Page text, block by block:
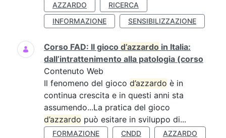
AZZARDO
RICERCA
INFORMAZIONE
SENSIBILIZZAZIONE
Corso FAD: Il gioco d’azzardo in Italia:
dall’intrattenimento alla patologia (corso
Contenuto Web
Il fenomeno del gioco d’azzardo è in
continua crescita e in questi anni sta
assumendo...La pratica del gioco
d’azzardo può esitare in sviluppo di...
FORMAZIONE CNDD
AZZARDO